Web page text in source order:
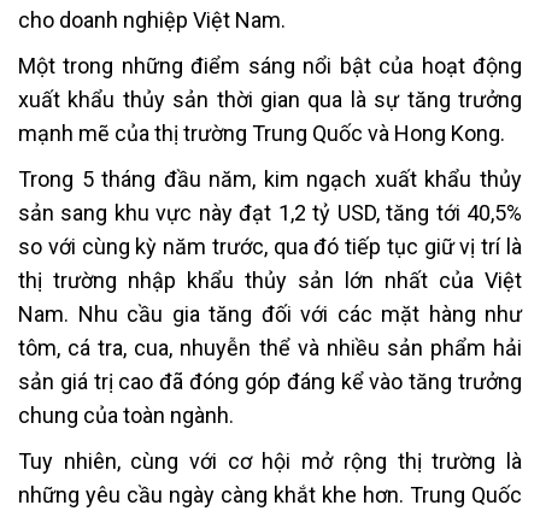
cho doanh nghiệp Việt Nam.
Một trong những điểm sáng nổi bật của hoạt động
xuất khẩu thủy sản thời gian qua là sự tăng trưởng
mạnh mẽ của thị trường Trung Quốc và Hong Kong.
Trong 5 tháng đầu năm, kim ngạch xuất khẩu thủy
sản sang khu vực này đạt 1,2 tỷ USD, tăng tới 40,5%
so với cùng kỳ năm trước, qua đó tiếp tục giữ vị trí là
thị trường nhập khẩu thủy sản lớn nhất của Việt
Nam. Nhu cầu gia tăng đối với các mặt hàng như
tôm, cá tra, cua, nhuyễn thể và nhiều sản phẩm hải
sản giá trị cao đã đóng góp đáng kể vào tăng trưởng
chung của toàn ngành.
Tuy nhiên, cùng với cơ hội mở rộng thị trường là
những yêu cầu ngày càng khắt khe hơn. Trung Quốc